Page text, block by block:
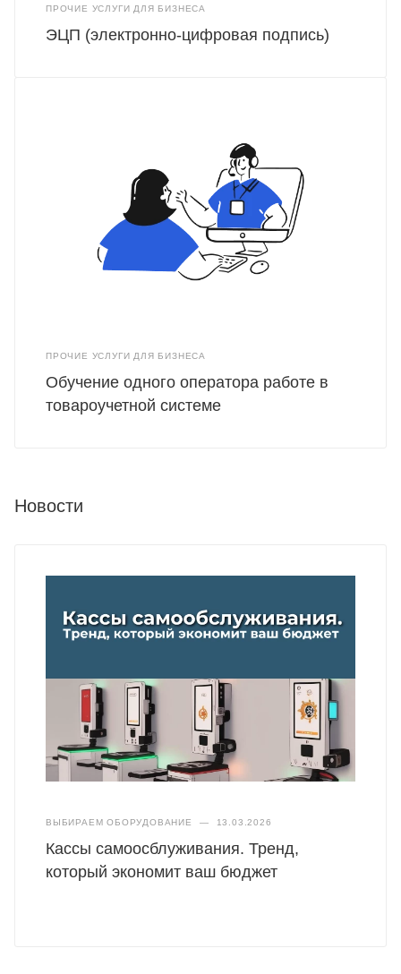
ПРОЧИЕ УСЛУГИ ДЛЯ БИЗНЕСА
ЭЦП (электронно-цифровая подпись)
ПРОЧИЕ УСЛУГИ ДЛЯ БИЗНЕСА
Обучение одного оператора работе в
товароучетной системе
Новости
ВЫБИРАЕМ ОБОРУДОВАНИЕ — 13.03.2026
Кассы самоосблуживания. Тренд,
который экономит ваш бюджет